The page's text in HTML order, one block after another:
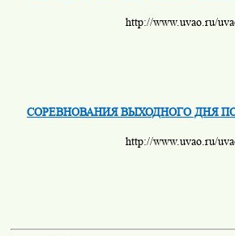
http://www.uvao.ru/
СОРЕВНОВАНИЯ ВЫХОДНОГО ДНЯ
http://www.uvao.ru/